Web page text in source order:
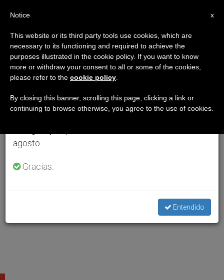
×
Aviso importante
Del 27 de julio al 7 de agosto haremos la pausa
anual, aprovechando que en el periodo de verano
se generan menos informaciones y también el
agosto.
Gracias.
Entendido
x
Notice
This website or its third party tools use cookies, which are
necessary to its functioning and required to achieve the
purposes illustrated in the cookie policy. If you want to know
more or withdraw your consent to all or some of the cookies,
please refer to the cookie policy
By closing this banner, scrolling this page, clicking a link or
continuing to browse otherwise, you agree to the use of cookies.